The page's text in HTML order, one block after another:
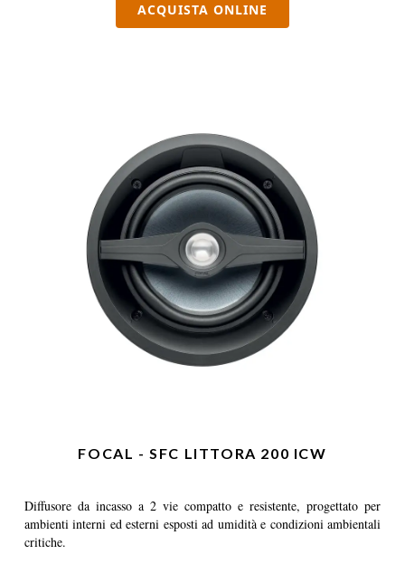
ACQUISTA ONLINE
FOCAL - SFC LITTORA 200 ICW
Diffusore da incasso a 2 vie compatto e resistente, progettato per
ambienti interni ed esterni esposti ad umidità e condizioni ambientali
critiche.